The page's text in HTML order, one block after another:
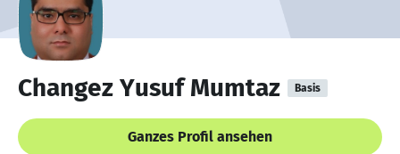
Changez Yusuf Mumtaz Basis
Ganzes Profil ansehen